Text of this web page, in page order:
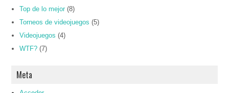
Top de lo mejor (8)
Torneos de videojuegos (5)
Videojuegos (4)
WTF? (7)
Meta